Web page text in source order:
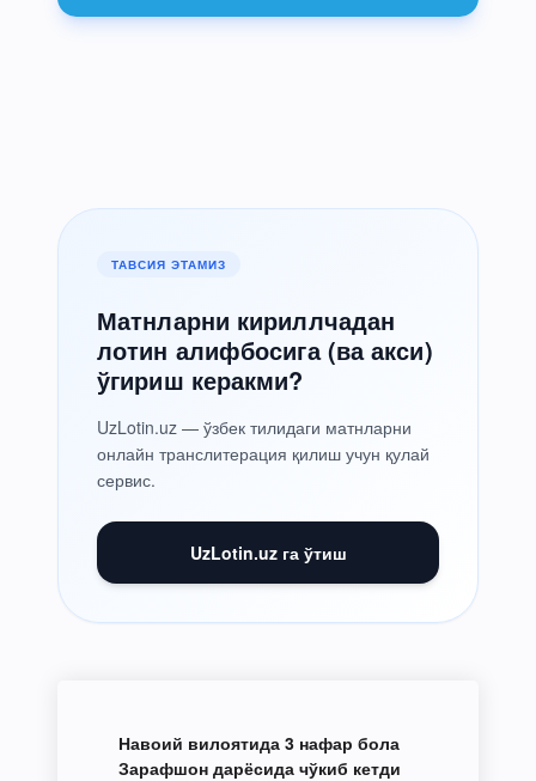
ТАВСИЯ ЭТАМИЗ
Матнларни кириллчадан
лотин алифбосига (ва акси)
ўгириш керакми?
UzLotin.uz — ўзбек тилидаги матнларни
онлайн транслитерация қилиш учун қулай
сервис.
UzLotin.uz га ўтиш
Навоий вилоятида 3 нафар бола
Зарафшон дарёсида чўкиб кетди